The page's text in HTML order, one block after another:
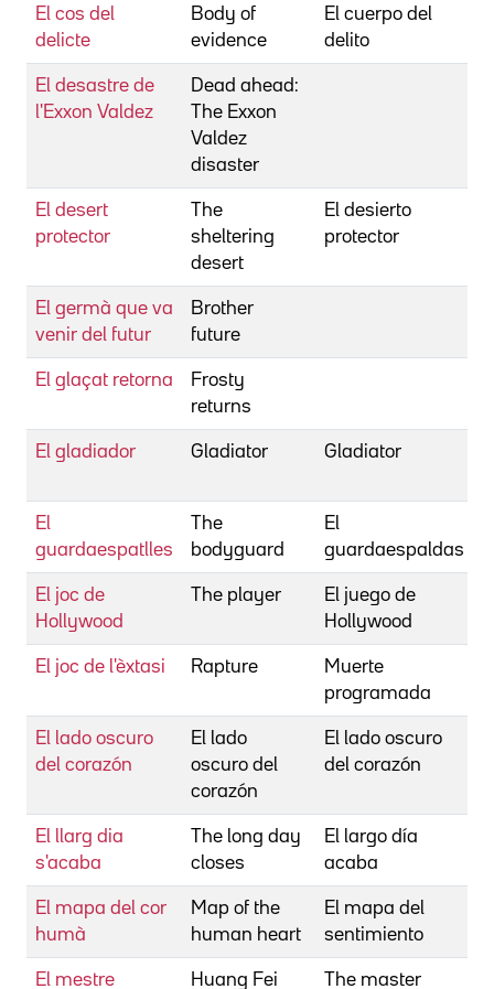
El cos del
delicte
Body of
evidence
El cuerpo del
delito
El desastre de
l'Exxon Valdez
Dead ahead:
The Exxon
Valdez
disaster
El desert
protector
The
sheltering
desert
El desierto
protector
El germà que va
venir del futur
Brother
future
El glaçat retorna
Frosty
returns
El gladiador Gladiator Gladiator
El
guardaespatlles
The
bodyguard
El
guardaespaldas
El joc de
Hollywood
The player
El juego de
Hollywood
El joc de l'èxtasi Rapture
Muerte
programada
El lado oscuro
del corazón
El lado
oscuro del
corazón
El lado oscuro
del corazón
El llarg dia
s'acaba
The long day
closes
El largo día
acaba
El mapa del cor
humà
Map of the
human heart
El mapa del
sentimiento
El mestre Huang Fei The master